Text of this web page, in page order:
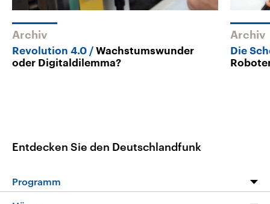
Archiv
Revolution 4.0
Wachstumswunder
oder Digitaldilemma?
Archiv
Die
Entdecken Sie den Deutschlandfunk
Programm